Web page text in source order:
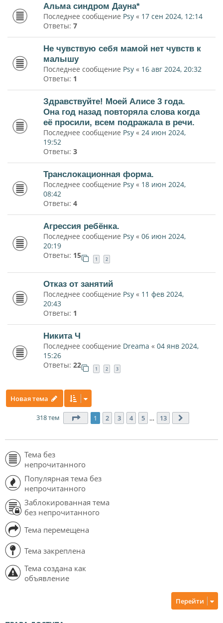
Альма синдром Дауна*
Последнее сообщение Psy « 17 сен 2024, 12:14
Ответы: 7
Не чувствую себя мамой нет чувств к
малышу
Последнее сообщение Psy « 16 авг 2024, 20:32
Ответы: 1
Здравствуйте! Моей Алисе 3 года.
Она год назад повторяла слова когда
её просили, всем подражала в речи.
Последнее сообщение Psy « 24 июн 2024,
19:52
Ответы: 3
Транслокационная форма.
Последнее сообщение Psy « 18 июн 2024,
08:42
Ответы: 4
Агрессия ребёнка.
Последнее сообщение Psy « 06 июн 2024,
20:19
Ответы: 15 1 2
Отказ от занятий
Последнее сообщение Psy « 11 фев 2024,
20:43
Ответы: 1
Никита Ч
Последнее сообщение Dreama « 04 янв 2024,
15:26
Ответы: 22 1 2 3
Новая тема
318 тем Страница 1из 13
1 2 3 4 5 … 13
Тема без
непрочитанного
Популярная тема без
непрочитанного
Заблокированная тема
без непрочитанного
Тема перемещена
Тема закреплена
Тема создана как
объявление
Перейти